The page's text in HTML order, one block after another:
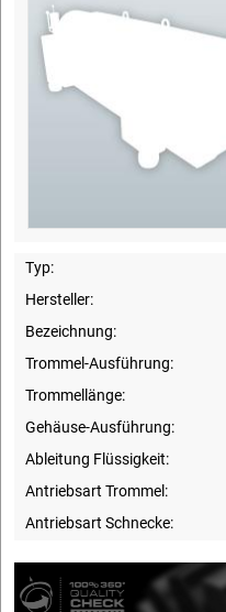
Typ:
Hersteller:
Bezeichnung:
Trommel-Ausführung:
Trommellänge:
Gehäuse-Ausführung:
Ableitung Flüssigkeit:
Antriebsart Trommel:
Antriebsart Schnecke: